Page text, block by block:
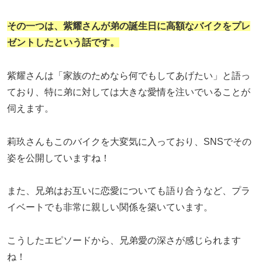
その一つは、紫耀さんが弟の誕生日に高額なバイクをプレ
ゼントしたという話です。
紫耀さんは「家族のためなら何でもしてあげたい」と語っ
ており、特に弟に対しては大きな愛情を注いでいることが
伺えます。
莉玖さんもこのバイクを大変気に入っており、SNSでその
姿を公開していますね！
また、兄弟はお互いに恋愛についても語り合うなど、プラ
イベートでも非常に親しい関係を築いています。
こうしたエピソードから、兄弟愛の深さが感じられます
ね！